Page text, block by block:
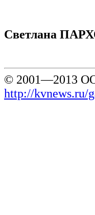
Светлана
© 2001—2013
http://kvnews.ru/